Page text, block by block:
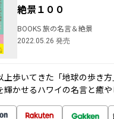
絶景１００
BOOKS 旅の名言＆絶景
2022.05.26 発売
上歩いてきた「地球の歩き
輝かせるハワイの名言と癒